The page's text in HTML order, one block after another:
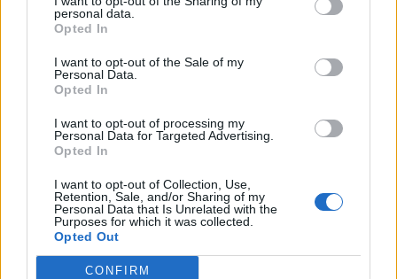
personal data.
Opted In
I want to opt-out of the Sale of my
Personal Data.
Opted In
I want to opt-out of processing my
Personal Data for Targeted Advertising.
Opted In
I want to opt-out of Collection, Use,
Retention, Sale, and/or Sharing of my
Personal Data that Is Unrelated with the
Purposes for which it was collected.
Opted Out
CONFIRM
ΠΗΓΗ: tovima.gr